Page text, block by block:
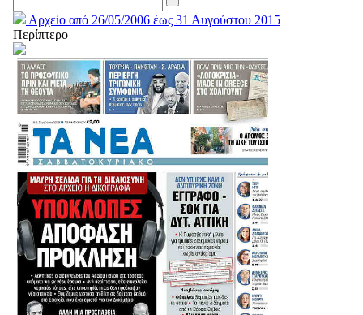
Αρχείο από 26/05/2006 έως 31 Αυγούστου 2015
Περίπτερο